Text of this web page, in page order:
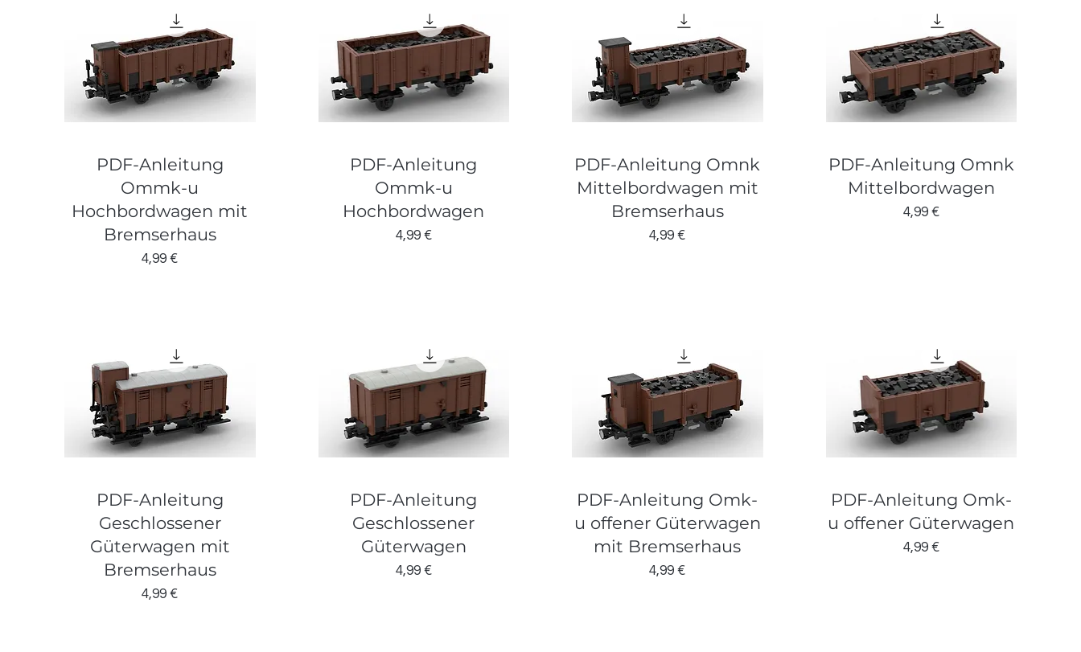
PDF-Anleitung
Ommk-u
Hochbordwagen mit
Bremserhaus
Preis
4,99 €
PDF-Anleitung
Ommk-u
Hochbordwagen
Preis
4,99 €
PDF-Anleitung Omnk
Mittelbordwagen mit
Bremserhaus
Preis
4,99 €
PDF-Anleitung Omnk
Mittelbordwagen
Preis
4,99 €
PDF-Anleitung
Geschlossener
Güterwagen mit
Bremserhaus
Preis
4,99 €
PDF-Anleitung
Geschlossener
Güterwagen
Preis
4,99 €
PDF-Anleitung Omk-
u offener Güterwagen
mit Bremserhaus
Preis
4,99 €
PDF-Anleitung Omk-
u offener Güterwagen
Preis
4,99 €